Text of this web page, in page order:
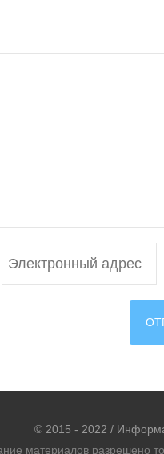
© 2015 - 2022 /
материалов разрешено